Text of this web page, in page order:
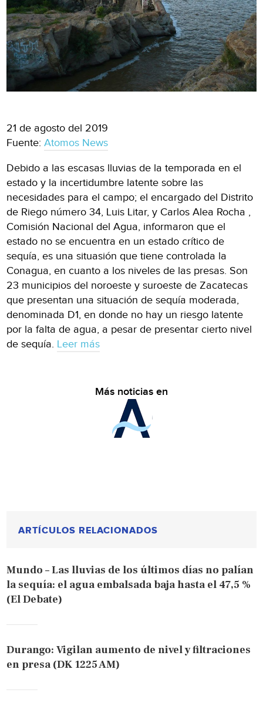
21 de agosto del 2019
Fuente:Atomos News
Debido a las escasas lluvias de la temporada en el
estado y la incertidumbre latente sobre las
necesidades para el campo; el encargado del Distrito
de Riego número 34, Luis Litar, y Carlos Alea Rocha ,
Comisión Nacional del Agua, informaron que el
estado no se encuentra en un estado crítico de
sequía, es una situasión que tiene controlada la
Conagua, en cuanto a los niveles de las presas. Son
23 municipios del noroeste y suroeste de Zacatecas
que presentan una situación de sequía moderada,
denominada D1, en donde no hay un riesgo latente
por la falta de agua, a pesar de presentar cierto nivel
de sequía. Leer más
Más noticias en
ARTÍCULOS RELACIONADOS
Mundo – Las lluvias de los últimos días no palían
la sequía: el agua embalsada baja hasta el 47,5 %
(El Debate)
Durango: Vigilan aumento de nivel y filtraciones
en presa (DK 1225 AM)